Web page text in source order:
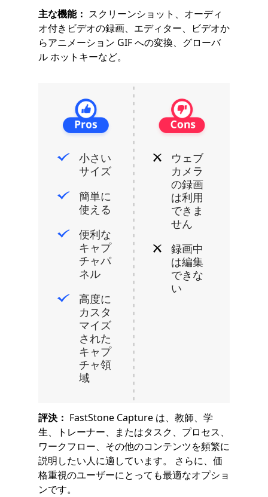
主な機能： スクリーンショット、オーディ
オ付きビデオの録画、エディター、ビデオか
らアニメーション GIF への変換、グローバ
ル ホットキーなど。
小さい
サイズ
簡単に
使える
便利な
キャプ
チャパ
ネル
高度に
カスタ
マイズ
された
キャプ
チャ領
域
ウェブ
カメラ
の録画
は利用
できま
せん
録画中
は編集
できな
い
評決： FastStone Capture は、教師、学
生、トレーナー、またはタスク、プロセス、
ワークフロー、その他のコンテンツを頻繁に
説明したい人に適しています。 さらに、価
格重視のユーザーにとっても最適なオプショ
ンです。